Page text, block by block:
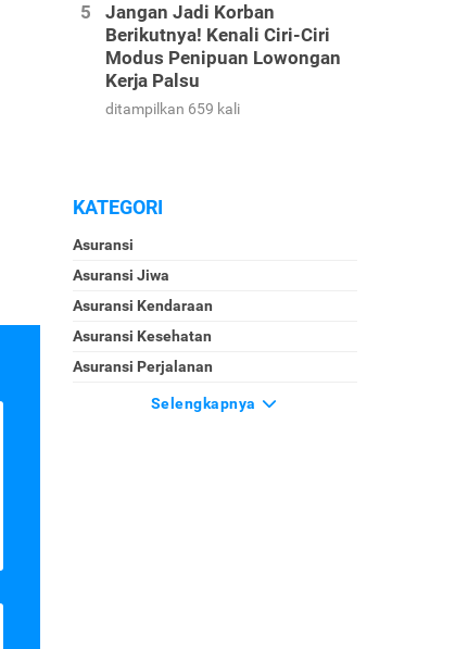
Jangan Jadi Korban
Berikutnya! Kenali Ciri-Ciri
Modus Penipuan Lowongan
Kerja Palsu
ditampilkan 659 kali
KATEGORI
Asuransi
Asuransi Jiwa
Asuransi Kendaraan
Asuransi Kesehatan
Asuransi Perjalanan
Selengkapnya